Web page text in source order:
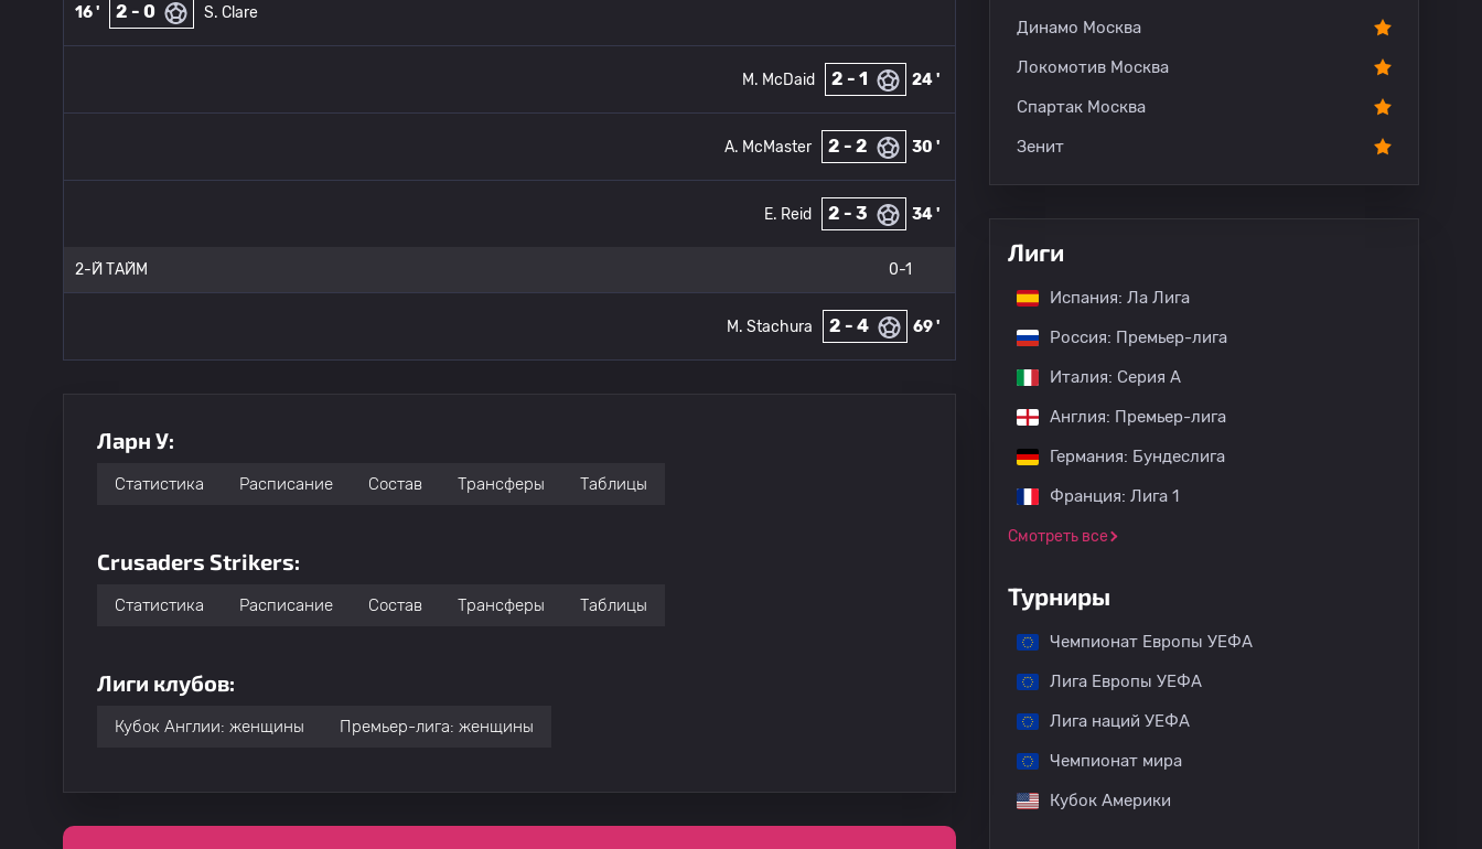
16 ' 2 - 0 S. Clare
24 '
2 - 1
M. McDaid
30 '
2 - 2
A. McMaster
34 '
2 - 3
E. Reid
2-Й ТАЙМ 0-1
69 '
2 - 4
M. Stachura
Ларн У:
Статистика Расписание Состав Трансферы Таблицы
Crusaders Strikers:
Статистика Расписание Состав Трансферы Таблицы
Лиги клубов:
Кубок Англии: женщины Премьер-лига: женщины
Динамо Москва
Локомотив Москва
Спартак Москва
Зенит
Лиги
Испания: Ла Лига
Россия: Премьер-лига
Италия: Серия А
Англия: Премьер-лига
Германия: Бундеслига
Франция: Лига 1
Смотреть все
Турниры
Чемпионат Европы УЕФА
Лига Европы УЕФА
Лига наций УЕФА
Чемпионат мира
Кубок Америки